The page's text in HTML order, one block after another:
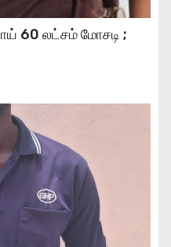
60 லட்சம் மோசடி ;